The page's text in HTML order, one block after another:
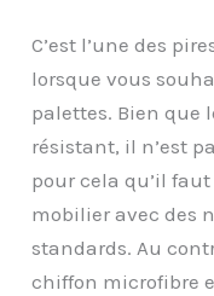
C’est l’une des
lorsque vous
palettes. Bien que
résistant, il n’est
pour cela qu’il
mobilier avec des
standards. Au
chiffon microfibre